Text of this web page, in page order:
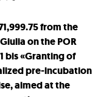
from the
on the POR
bis «Granting of
pre-incubation
aimed at the